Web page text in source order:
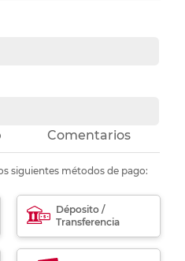
Comentarios
siguientes métodos de pago:
Déposito /
Transferencia